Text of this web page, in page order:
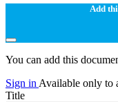
Add
You can add this
Sign in Available only to
Title